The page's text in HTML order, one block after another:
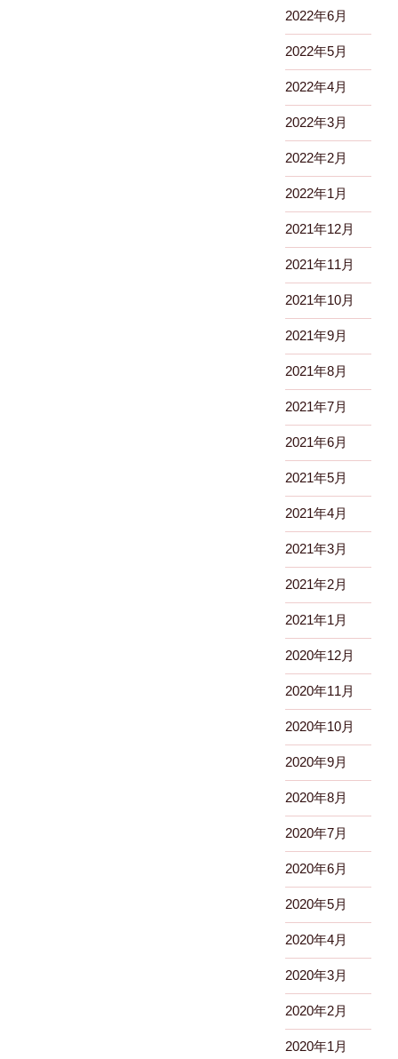
2022年6月
2022年5月
2022年4月
2022年3月
2022年2月
2022年1月
2021年12月
2021年11月
2021年10月
2021年9月
2021年8月
2021年7月
2021年6月
2021年5月
2021年4月
2021年3月
2021年2月
2021年1月
2020年12月
2020年11月
2020年10月
2020年9月
2020年8月
2020年7月
2020年6月
2020年5月
2020年4月
2020年3月
2020年2月
2020年1月